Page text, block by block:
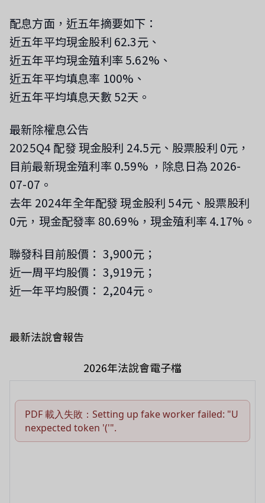
配息方面，近五年摘要如下：
近五年平均現金股利 62.3元、
近五年平均現金殖利率 5.62%、
近五年平均填息率 100%、
近五年平均填息天數 52天。
最新除權息公告
2025Q4 配發 現金股利 24.5元、股票股利 0元，
目前最新現金殖利率 0.59% ，除息日為 2026-
07-07 。
去年 2024年全年配發 現金股利 54元、股票股利
0元，現金配發率 80.69%，現金殖利率 4.17%。
聯發科目前股價： 3,900元；
近一周平均股價： 3,919元；
近一年平均股價： 2,204元。
最新法說會報告
2026年法說會電子檔